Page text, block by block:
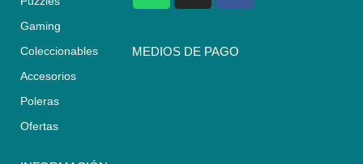
Gaming
Coleccionables
Accesorios
Poleras
Ofertas
a
s
s
a
c
b
MEDIOS DE PAGO